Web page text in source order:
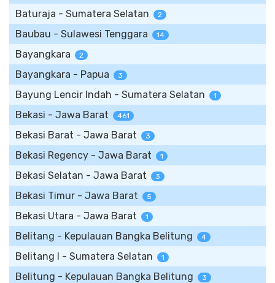
Baturaja - Sumatera Selatan 2
Baubau - Sulawesi Tenggara 14
Bayangkara 2
Bayangkara - Papua 3
Bayung Lencir Indah - Sumatera Selatan 1
Bekasi - Jawa Barat 461
Bekasi Barat - Jawa Barat 3
Bekasi Regency - Jawa Barat 1
Bekasi Selatan - Jawa Barat 3
Bekasi Timur - Jawa Barat 5
Bekasi Utara - Jawa Barat 1
Belitang - Kepulauan Bangka Belitung 4
Belitang I - Sumatera Selatan 1
Belitung - Kepulauan Bangka Belitung 3